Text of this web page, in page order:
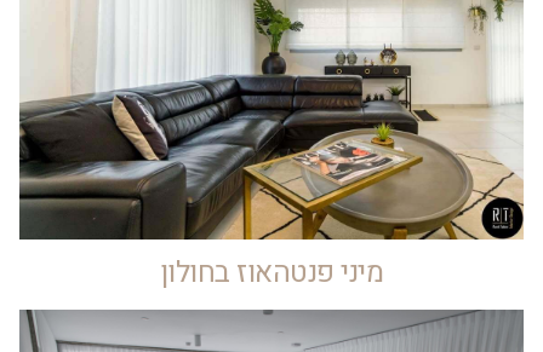
מיני פנטהאוז בחולון